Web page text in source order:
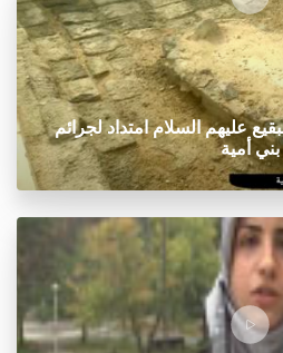
عليهم السلام امتداد لجرائم
بني أمية